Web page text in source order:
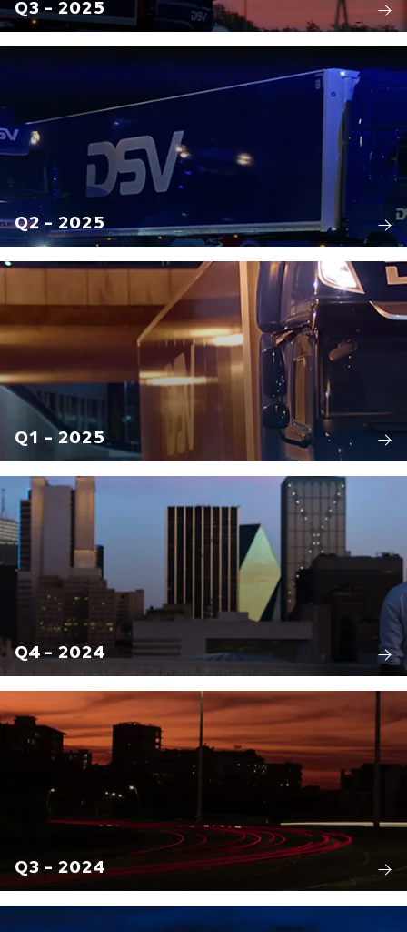
Q3 - 2025
Q2 - 2025
Q1 - 2025
Q4 - 2024
Q3 - 2024